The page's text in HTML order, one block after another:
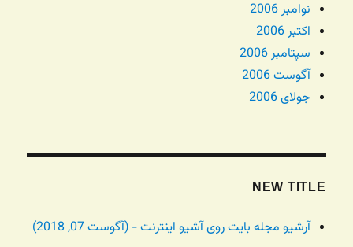
نوامبر 2006
اکتبر 2006
سپتامبر 2006
آگوست 2006
جولای 2006
NEW TITLE
آرشیو مجله بایت روی آشیو اینترنت - (آگوست 07, 2018)